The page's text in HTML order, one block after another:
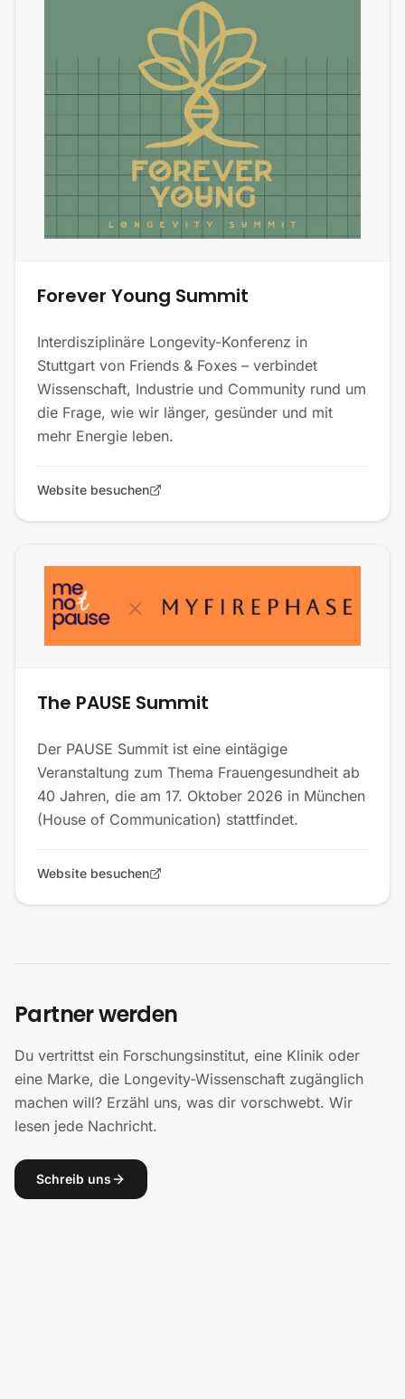
Forever Young Summit
Interdisziplinäre Longevity-Konferenz in
Stuttgart von Friends & Foxes – verbindet
Wissenschaft, Industrie und Community rund um
die Frage, wie wir länger, gesünder und mit
mehr Energie leben.
Website besuchen
The PAUSE Summit
Der PAUSE Summit ist eine eintägige
Veranstaltung zum Thema Frauengesundheit ab
40 Jahren, die am 17. Oktober 2026 in München
(House of Communication) stattfindet.
Website besuchen
Partner werden
Du vertrittst ein Forschungsinstitut, eine Klinik oder
eine Marke, die Longevity-Wissenschaft zugänglich
machen will? Erzähl uns, was dir vorschwebt. Wir
lesen jede Nachricht.
Schreib uns